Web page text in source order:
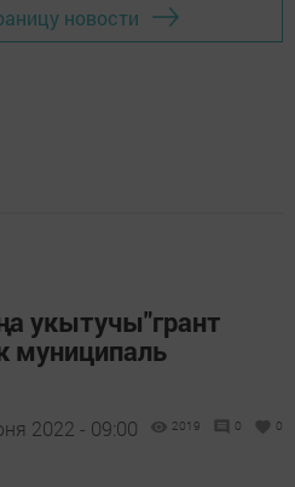
новости
укытучы"грант
муниципаль
2022 - 09:00 2019 0 0